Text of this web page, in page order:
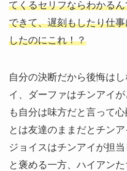
てくるセリフならわかる
できて、遅刻もしたり仕
したのにこれ！？
自分の決断だから後悔は
イ、ダーファはチンアイ
も自分は味方だと言って
とは友達のままだとチンア
ジョイスはチンアイが担
と褒める一方、ハイアン